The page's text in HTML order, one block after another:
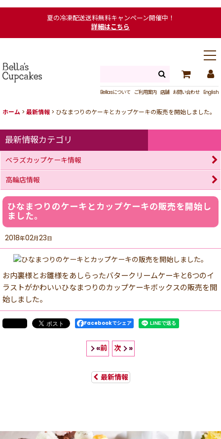
夏の冷凍配送送料無料キャンペーン開催中！
詳細はこちら
Bellasについて ご利用案内 店舗 お問い合わせ English
ホーム > 最新情報 > ひなまつりのケーキとカップケーキの販売を開始しました。
ひなまつりのケーキとカップケーキの販売を開始し
ました。
2018年02月23日
お内裏様とお雛様をあしらったバタークリームケーキと6つのイ
ラストがかわいいひなまつりのカップケーキボックスの販売を開
始しました。
Facebookでシェア
«前 次 »
最新情報
最新情報カテゴリ
ベラズカップケーキ情報
高輪店情報